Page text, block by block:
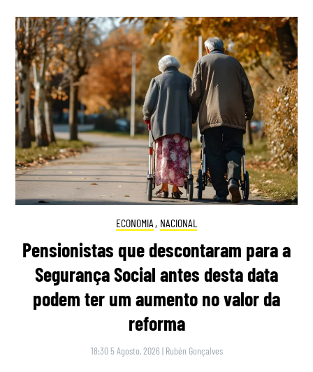
ECONOMIA , NACIONAL
Pensionistas que descontaram para a
Segurança Social antes desta data
podem ter um aumento no valor da
reforma
18:30 5 Agosto, 2026 | Rubén Gonçalves